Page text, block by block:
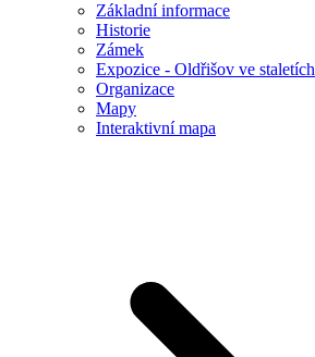
Základní informace
Historie
Zámek
Expozice - Oldřišov ve staletích
Organizace
Mapy
Interaktivní mapa